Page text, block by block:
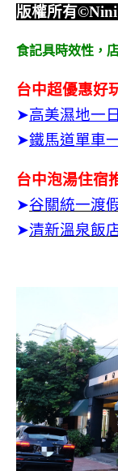
版權所有©Nini
食記具時效性，
台中超優惠好
➤高美濕地一
➤鐵馬道單車
台中泡湯住宿
➤谷關統一渡
➤清新溫泉飯